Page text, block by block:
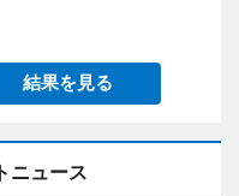
結果を見る
ニュース